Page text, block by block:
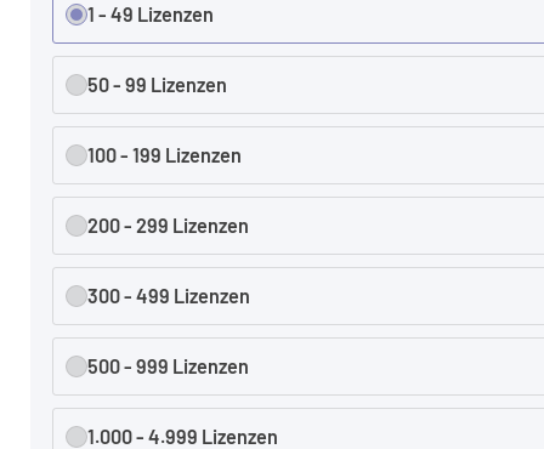
1 - 49 Lizenzen
50 - 99 Lizenzen
100 - 199 Lizenzen
200 - 299 Lizenzen
300 - 499 Lizenzen
500 - 999 Lizenzen
1.000 - 4.999 Lizenzen